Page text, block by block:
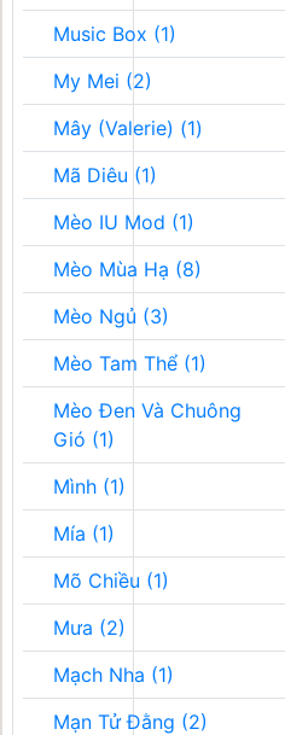
Music Box (1)
My Mei (2)
Mây (Valerie) (1)
Mã Diêu (1)
Mèo IU Mod (1)
Mèo Mùa Hạ (8)
Mèo Ngủ (3)
Mèo Tam Thể (1)
Mèo Đen Và Chuông
Gió (1)
Mình (1)
Mía (1)
Mõ Chiều (1)
Mưa (2)
Mạch Nha (1)
Mạn Tử Đằng (2)